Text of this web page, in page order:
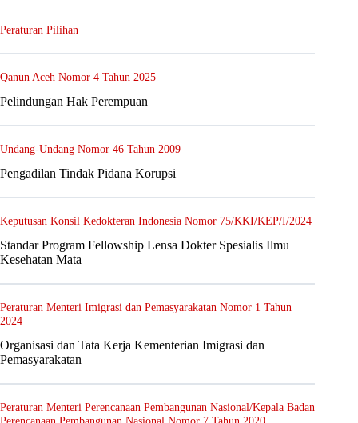
Peraturan Pilihan
Qanun Aceh Nomor 4 Tahun 2025
Pelindungan Hak Perempuan
Undang-Undang Nomor 46 Tahun 2009
Pengadilan Tindak Pidana Korupsi
Keputusan Konsil Kedokteran Indonesia Nomor 75/KKI/KEP/I/2024
Standar Program Fellowship Lensa Dokter Spesialis Ilmu
Kesehatan Mata
Peraturan Menteri Imigrasi dan Pemasyarakatan Nomor 1 Tahun
2024
Organisasi dan Tata Kerja Kementerian Imigrasi dan
Pemasyarakatan
Peraturan Menteri Perencanaan Pembangunan Nasional/Kepala Badan
Perencanaan Pembangunan Nasional Nomor 7 Tahun 2020